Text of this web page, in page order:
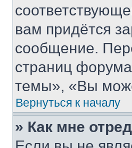
вам придётся
сообщение.
страниц
темы», «Вы
Вернуться к началу
» Как мне